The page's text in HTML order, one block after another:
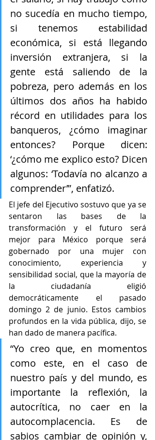
no sucedía en mucho tiempo,
si tenemos estabilidad
económica, si está llegando
inversión extranjera, si la
gente está saliendo de la
pobreza, pero además en los
últimos dos años ha habido
récord en utilidades para los
banqueros, ¿cómo imaginar
entonces? Porque dicen:
‘¿cómo me explico esto? Dicen
algunos: ‘Todavía no alcanzo a
comprender’”, enfatizó.
El jefe del Ejecutivo sostuvo que ya se
sentaron las bases de la
transformación y el futuro será
mejor para México porque será
gobernado por una mujer con
conocimiento, experiencia y
sensibilidad social, que la mayoría de
la ciudadanía eligió
democráticamente el pasado
domingo 2 de junio. Estos cambios
profundos en la vida pública, dijo, se
han dado de manera pacífica.
“Yo creo que, en momentos
como este, en el caso de
nuestro país y del mundo, es
importante la reflexión, la
autocrítica, no caer en la
autocomplacencia. Es de
sabios cambiar de opinión y,